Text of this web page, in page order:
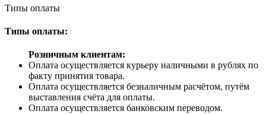
Типы оплаты
Типы оплаты:
Розничным клиентам:
Оплата осуществляется курьеру наличными в рублях по
факту принятия товара.
Оплата осуществляется безналичным расчётом, путём
выставления счёта для оплаты.
Оплата осуществляется банковским переводом.